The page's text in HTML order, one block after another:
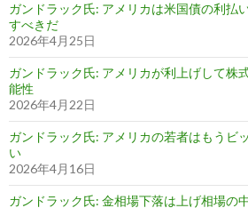
ガンドラック氏: アメリカは米国債の利払
すべきだ
2026年4月25日
ガンドラック氏: アメリカが利上げして株
能性
2026年4月22日
ガンドラック氏: アメリカの若者はもうビ
い
2026年4月16日
ガンドラック氏: 金相場下落は上げ相場の